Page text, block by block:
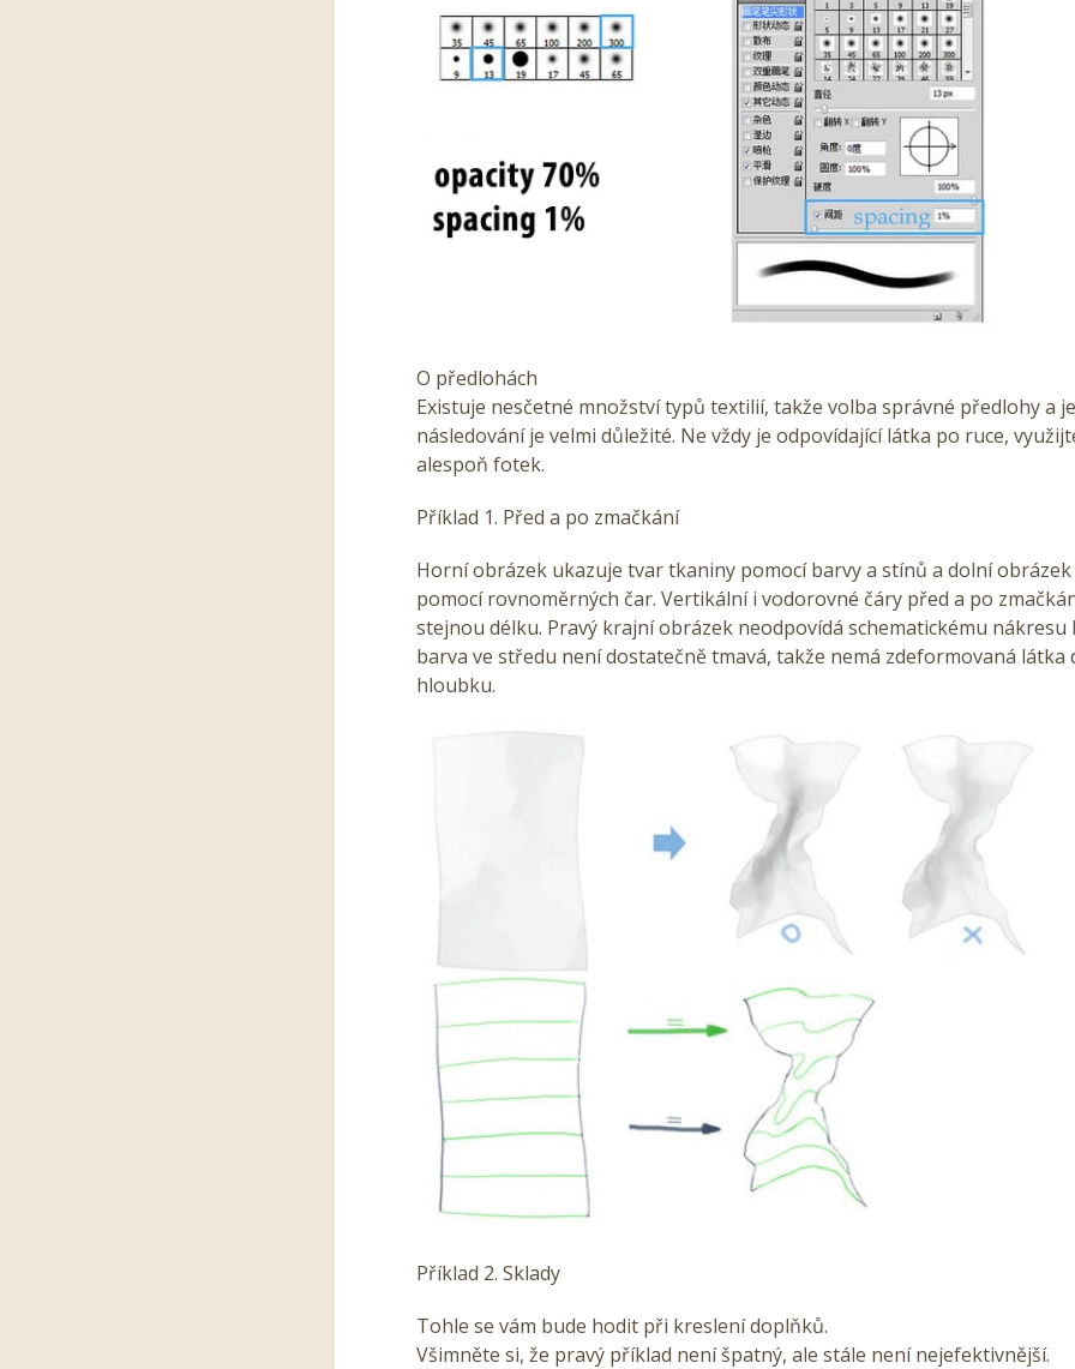
O předlohách
Existuje nesčetné množství typů textilií, takže volba správné předlohy a
následování je velmi důležité. Ne vždy je odpovídající látka po ruce,
alespoň fotek.
Příklad 1. Před a po zmačkání
Horní obrázek ukazuje tvar tkaniny pomocí barvy a stínů a dolní
pomocí rovnoměrných čar. Vertikální i vodorovné čáry před a po
stejnou délku. Pravý krajní obrázek neodpovídá schematickému
barva ve středu není dostatečně tmavá, takže nemá zdeformovaná látka
hloubku.
Příklad 2. Sklady
Tohle se vám bude hodit při kreslení doplňků.
Všimněte si, že pravý příklad není špatný, ale stále není nejefektivnější.